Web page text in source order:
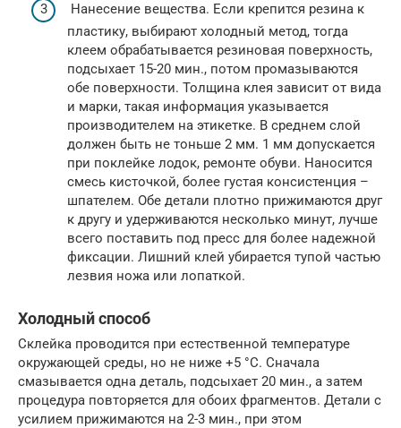
Нанесение вещества. Если крепится резина к
пластику, выбирают холодный метод, тогда
клеем обрабатывается резиновая поверхность,
подсыхает 15-20 мин., потом промазываются
обе поверхности. Толщина клея зависит от вида
и марки, такая информация указывается
производителем на этикетке. В среднем слой
должен быть не тоньше 2 мм. 1 мм допускается
при поклейке лодок, ремонте обуви. Наносится
смесь кисточкой, более густая консистенция –
шпателем. Обе детали плотно прижимаются друг
к другу и удерживаются несколько минут, лучше
всего поставить под пресс для более надежной
фиксации. Лишний клей убирается тупой частью
лезвия ножа или лопаткой.
Холодный способ
Склейка проводится при естественной температуре
окружающей среды, но не ниже +5 °C. Сначала
смазывается одна деталь, подсыхает 20 мин., а затем
процедура повторяется для обоих фрагментов. Детали с
усилием прижимаются на 2-3 мин., при этом